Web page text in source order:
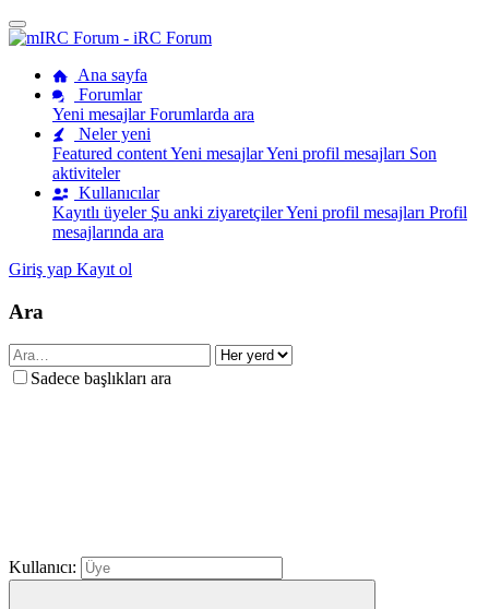
Ana sayfa
Forumlar
Yeni mesajlarForumlarda ara
Neler yeni
Featured contentYeni mesajlarYeni profil mesajları Son
aktiviteler
Kullanıcılar
Kayıtlı üyeler Şu anki ziyaretçilerYeni profil mesajları Profil
mesajlarında ara
Giriş yap Kayıt ol
Ara
Sadece başlıkları ara
Kullanıcı: